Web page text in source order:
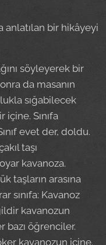
anlatılan bir hikâyeyi
söyleyerek bir
da masanın
sığabilecek
Sınıfa
evet der, doldu.
taşı
kavanoza.
taşların arasına
sınıfa: Kavanoz
kavanozun
bazı öğrenciler.
kavanozun içine.